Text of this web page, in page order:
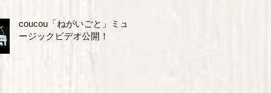
coucou「ねがいごと」ミュ
ージックビデオ公開！